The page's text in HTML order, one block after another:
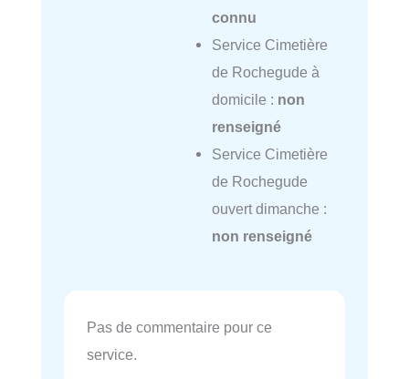
connu
Service Cimetière
de Rochegude à
domicile : non
renseigné
Service Cimetière
de Rochegude
ouvert dimanche :
non renseigné
Pas de commentaire pour ce
service.